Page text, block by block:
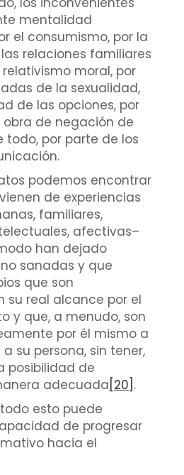
mentalidad
el consumismo, por la
relaciones familiares
moral, por
de la sexualidad,
de las opciones, por
de negación de
todo, por parte de los
podemos encontrar
de experiencias
familiares,
afectivas–
han dejado
sanadas y que
que son
su real alcance por el
y que, a menudo, son
por él mismo a
su persona, sin tener,
posibilidad de
adecuada [20] .
esto puede
de progresar
hacia el